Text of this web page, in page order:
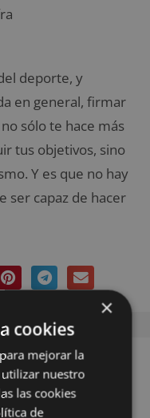
deporte, y
en general, firmar
sólo te hace más
tus objetivos, sino
Y es que no hay
ser capaz de hacer
en
×
cookies
mejorar la
nuestro
las cookies
de